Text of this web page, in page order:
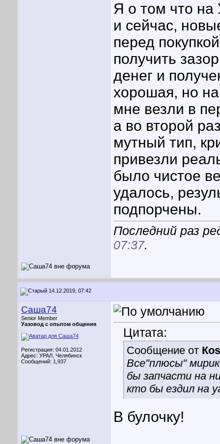
Я о том что на
и сейчас,
перед
получить
денег и
хорошая, но
мне везли в
а во второй
мутный тип,
привезли
было чистое
удалось,
подпорчены.
Последний раз
07:37.
14.12.2019, 07:42
Саша74
Senior Member
Уазовод с опытом общения
Регистрация: 04.01.2012
Адрес: УРАЛ, Челябинск
Сообщений: 1,937
Цитата:
Сообщение от
Все"плюсы"
бы запчасти на
кто бы ездил на
В булочку!